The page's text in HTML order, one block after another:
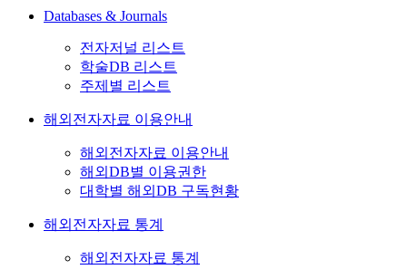
Databases & Journals
전자저널 리스트
학술DB 리스트
주제별 리스트
해외전자자료 이용안내
해외전자자료 이용안내
해외DB별 이용권한
대학별 해외DB 구독현황
해외전자자료 통계
해외전자자료 통계